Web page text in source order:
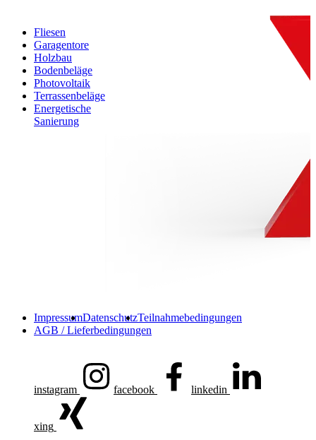
Fliesen
Garagentore
Holzbau
Bodenbeläge
Photovoltaik
Terrassenbeläge
Energetische
Sanierung
ImpressumDatenschutzTeilnahmebedingungen
AGB / Lieferbedingungen
instagram facebook linkedin
xing